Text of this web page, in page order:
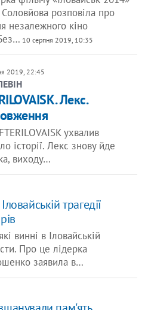
Соловйова розповіла про
незалежного кіно
10 серпня 2019, 10:35
2019, 22:45
Лекс.
ухвалив
історії. Лекс знову йде
виходу…
трагедії
винні в Іловайській
Про це лідерка
заявила в…